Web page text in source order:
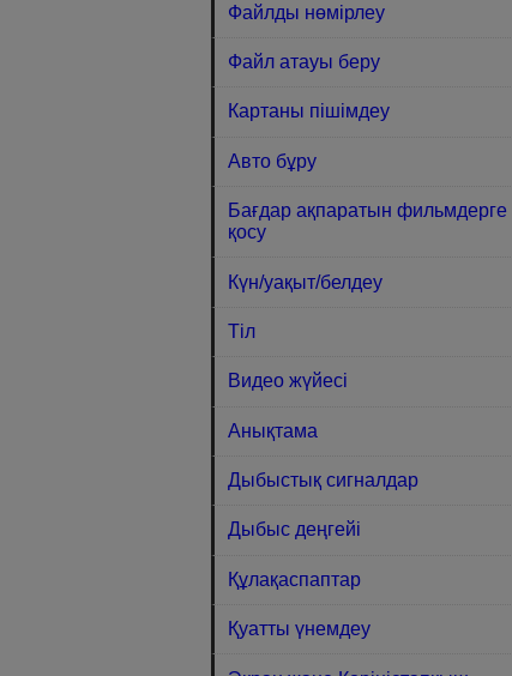
Файлды нөмірлеу
Файл атауы беру
Картаны пішімдеу
Авто бұру
Бағдар ақпаратын фильмдерге
қосу
Күн/уақыт/белдеу
Тіл
Видео жүйесі
Анықтама
Дыбыстық сигналдар
Дыбыс деңгейі
Құлақаспаптар
Қуатты үнемдеу